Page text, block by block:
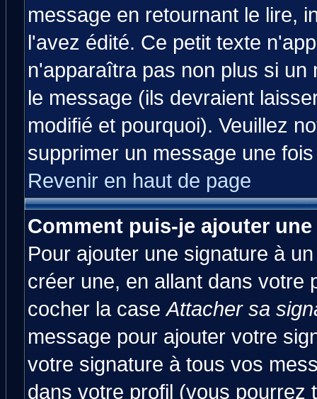
message en retournant le lire,
l'avez édité. Ce petit texte
n'apparaîtra pas non plus si
le message (ils devraient
modifié et pourquoi). Veuillez
supprimer un message une
Revenir en haut de page
Comment puis-je ajouter
Pour ajouter une signature à
créer une, en allant dans votre
cocher la caseAttacher sa
message pour ajouter votre
votre signature à tous vos
dans votre profil (vous pourrez